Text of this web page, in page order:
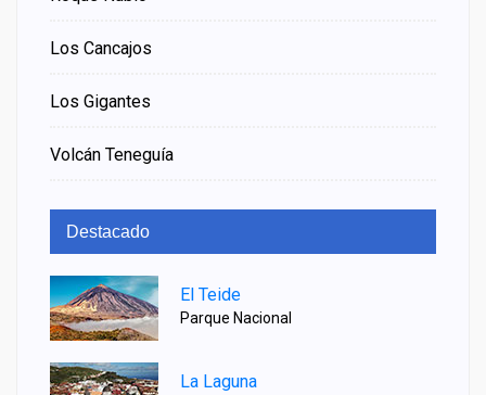
Los Cancajos
Los Gigantes
Volcán Teneguía
Destacado
El Teide
Parque Nacional
La Laguna